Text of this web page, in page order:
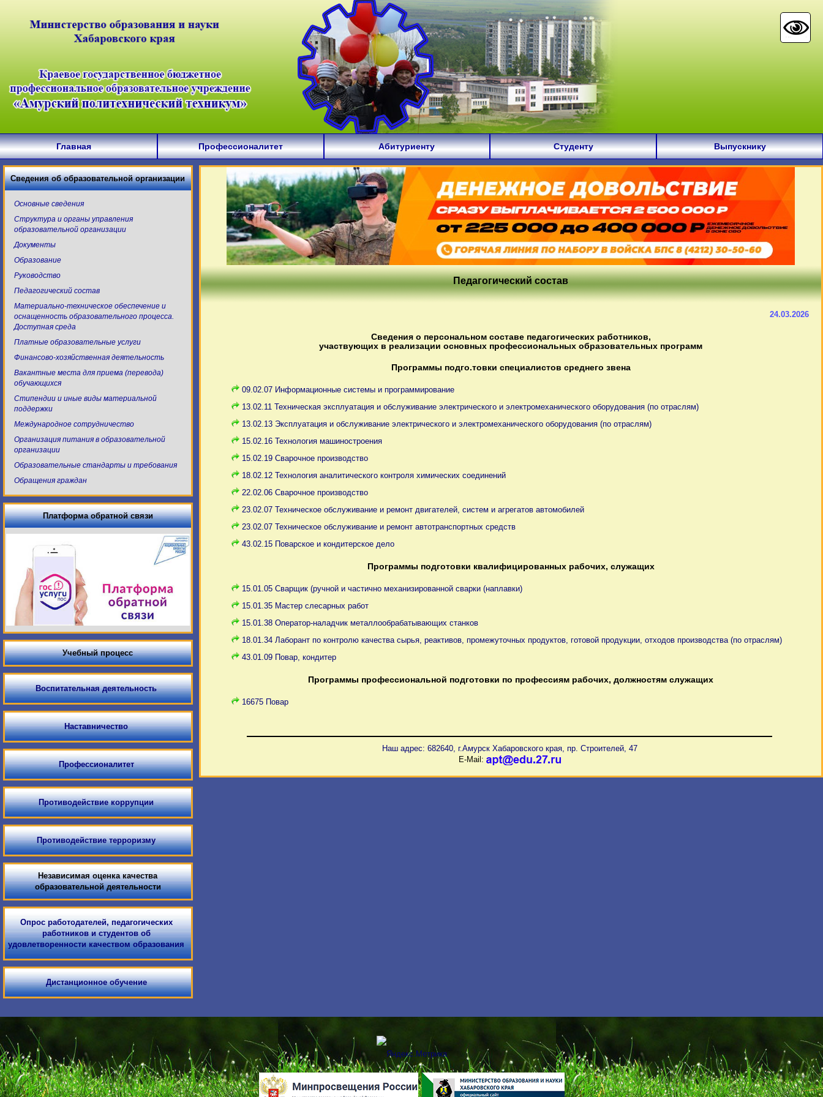
Главная Профессионалитет Абитуриенту Студенту Выпускнику
Сведения об образовательной организации
Основные сведения
Структура и органы управления
образовательной организации
Документы
Образование
Руководство
Педагогический состав
Материально-техническое обеспечение и
оснащенность образовательного процесса.
Доступная среда
Платные образовательные услуги
Финансово-хозяйственная деятельность
Вакантные места для приема (перевода)
обучающихся
Стипендии и иные виды материальной
поддержки
Международное сотрудничество
Организация питания в образовательной
организации
Образовательные стандарты и требования
Обращения граждан
Платформа обратной связи
Учебный процесс
Воспитательная деятельность
Наставничество
Профессионалитет
Противодействие коррупции
Противодействие терроризму
Независимая оценка качества
образовательной деятельности
Опрос работодателей, педагогических
работников и студентов об
удовлетворенности качеством образования
Дистанционное обучение
Педагогический состав
24.03.2026
Сведения о персональном составе педагогических работников,
участвующих в реализации основных профессиональных образовательных программ
Программы подго.товки специалистов среднего звена
09.02.07 Информационные системы и программирование
13.02.11 Техническая эксплуатация и обслуживание электрического и электромеханического оборудования (по отраслям)
13.02.13 Эксплуатация и обслуживание электрического и электромеханического оборудования (по отраслям)
15.02.16 Технология машиностроения
15.02.19 Сварочное производство
18.02.12 Технология аналитического контроля химических соединений
22.02.06 Сварочное производство
23.02.07 Техническое обслуживание и ремонт двигателей, систем и агрегатов автомобилей
23.02.07 Техническое обслуживание и ремонт автотранспортных средств
43.02.15 Поварское и кондитерское дело
Программы подготовки квалифицированных рабочих, служащих
15.01.05 Сварщик (ручной и частично механизированной сварки (наплавки)
15.01.35 Мастер слесарных работ
15.01.38 Оператор-наладчик металлообрабатывающих станков
18.01.34 Лаборант по контролю качества сырья, реактивов, промежуточных продуктов, готовой продукции, отходов производства (по отраслям)
43.01.09 Повар, кондитер
Программы профессиональной подготовки по профессиям рабочих, должностям служащих
16675 Повар
Наш адрес: 682640, г.Амурск Хабаровского края, пр. Строителей, 47
E-Mail: